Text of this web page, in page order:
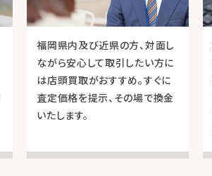
福岡県内及び近県の方、対面し
ながら安心して取引したい方に
は店頭買取がおすすめ。すぐに
査定価格を提示、その場で換金
いたします。